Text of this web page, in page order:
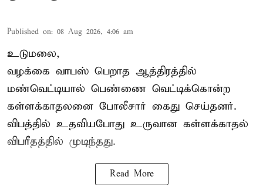
Published on: 08 Aug 2026, 4:06 am
உடுமலை,
வழக்கை வாபஸ் பெறாத ஆத்திரத்தில்
மண்வெட்டியால் பெண்ணை வெட்டிக்கொன்ற
கள்ளக்காதலனை போலீசார் கைது செய்தனர்.
விபத்தில் உதவியபோது உருவான கள்ளக்காதல்
விபரீதத்தில் முடிந்தது.
Read More